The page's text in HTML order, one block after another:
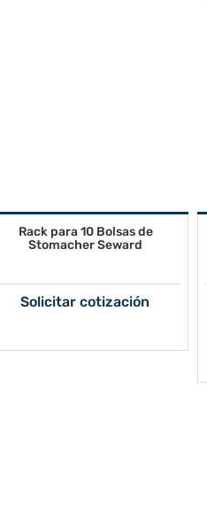
Rack para 10 Bolsas de
Stomacher Seward
Solicitar cotización